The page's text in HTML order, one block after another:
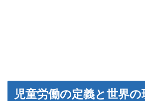
児童労働の定義と世界の